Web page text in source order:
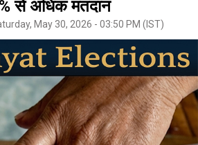
से अधिक मतदान
May 30, 2026 - 03:50 PM (IST)